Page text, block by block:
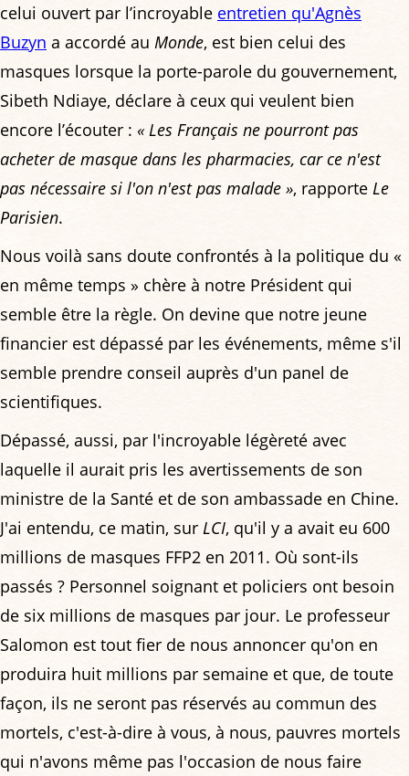
celui ouvert par l’incroyable entretien qu'Agnès
Buzyn a accordé au Monde, est bien celui des
masques lorsque la porte-parole du gouvernement,
Sibeth Ndiaye, déclare à ceux qui veulent bien
encore l’écouter : « Les Français ne pourront pas
acheter de masque dans les pharmacies, car ce n'est
pas nécessaire si l'on n'est pas malade », rapporte Le
Parisien.
Nous voilà sans doute confrontés à la politique du «
en même temps » chère à notre Président qui
semble être la règle. On devine que notre jeune
financier est dépassé par les événements, même s'il
semble prendre conseil auprès d'un panel de
scientifiques.
Dépassé, aussi, par l'incroyable légèreté avec
laquelle il aurait pris les avertissements de son
ministre de la Santé et de son ambassade en Chine.
J'ai entendu, ce matin, sur LCI, qu'il y a avait eu 600
millions de masques FFP2 en 2011. Où sont-ils
passés ? Personnel soignant et policiers ont besoin
de six millions de masques par jour. Le professeur
Salomon est tout fier de nous annoncer qu'on en
produira huit millions par semaine et que, de toute
façon, ils ne seront pas réservés au commun des
mortels, c'est-à-dire à vous, à nous, pauvres mortels
qui n'avons même pas l'occasion de nous faire